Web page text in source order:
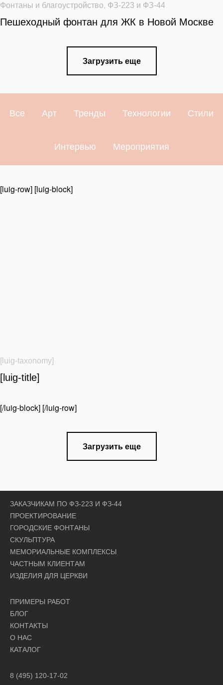
Фонтаны и благоустройство, ФЗ-223 и ФЗ-44
Пешеходный фонтан для ЖК в Новой Москве
Загрузить еще
Все Арт Тренды Технологии Стили
Интервью Мероприятия
[luig-row] [luig-block]
[luig-taxonomy]
[luig-title]
[/luig-block] [/luig-row]
Загрузить еще
ЗАКАЗЧИКАМ ПО ФЗ-223 И ФЗ-44
ПРОЕКТИРОВАНИЕ
ГОРОДСКИЕ ФОНТАНЫ
СКУЛЬПТУРА
МЕМОРИАЛЬНЫЕ КОМПЛЕКСЫ
ЧАСТНЫМ КЛИЕНТАМ
ИЗДЕЛИЯ ДЛЯ ЦЕРКВИ
ПРИМЕРЫ РАБОТ
БЛОГ
КОНТАКТЫ
О НАС
КАТАЛОГ
8 (495) 120-17-02